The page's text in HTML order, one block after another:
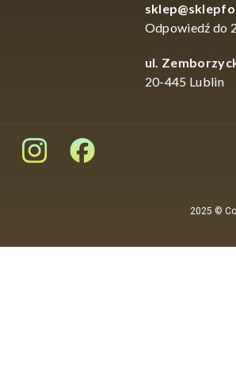
Odpowiedź do
ul.
20-445 Lublin
2025 ©